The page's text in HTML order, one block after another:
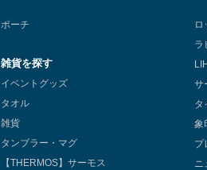
ポーチ
雑貨を探す
イベントグッズ
タオル
雑貨
タンブラー・マグ
【THERMOS】サーモス
ロ
ラ
サ
タ
象
プ
ニ